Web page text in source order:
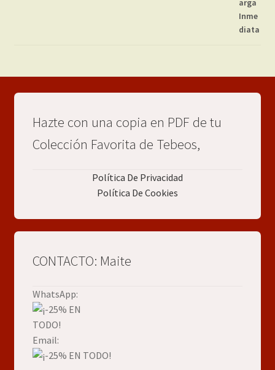
Hazte con una copia en PDF de tu
Colección Favorita de Tebeos,
Política De Privacidad
Política De Cookies
CONTACTO: Maite
WhatsApp:
Email: